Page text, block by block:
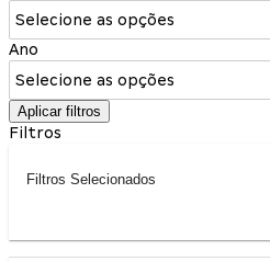
Selecione as opções
Ano
Selecione as opções
Aplicar filtros
Filtros
Filtros Selecionados